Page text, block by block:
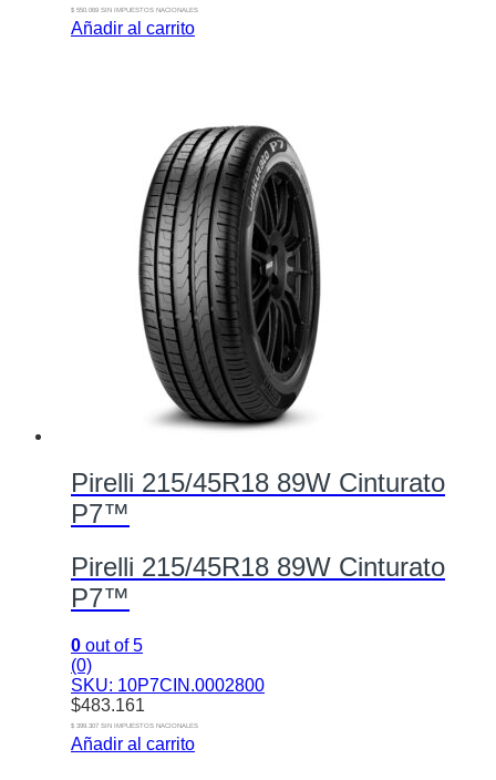
$ 550.069 SIN IMPUESTOS NACIONALES
Añadir al carrito
Pirelli 215/45R18 89W Cinturato
P7™
Pirelli 215/45R18 89W Cinturato
P7™
0 out of 5
(0)
SKU: 10P7CIN.0002800
$483.161
$ 399.307 SIN IMPUESTOS NACIONALES
Añadir al carrito